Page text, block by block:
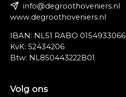
info@degroothoveniers.nl
www.degroothoveniers.nl
IBAN: NL51 RABO 0154933066
KvK: 52434206
Btw: NL850443222B01
Volg ons